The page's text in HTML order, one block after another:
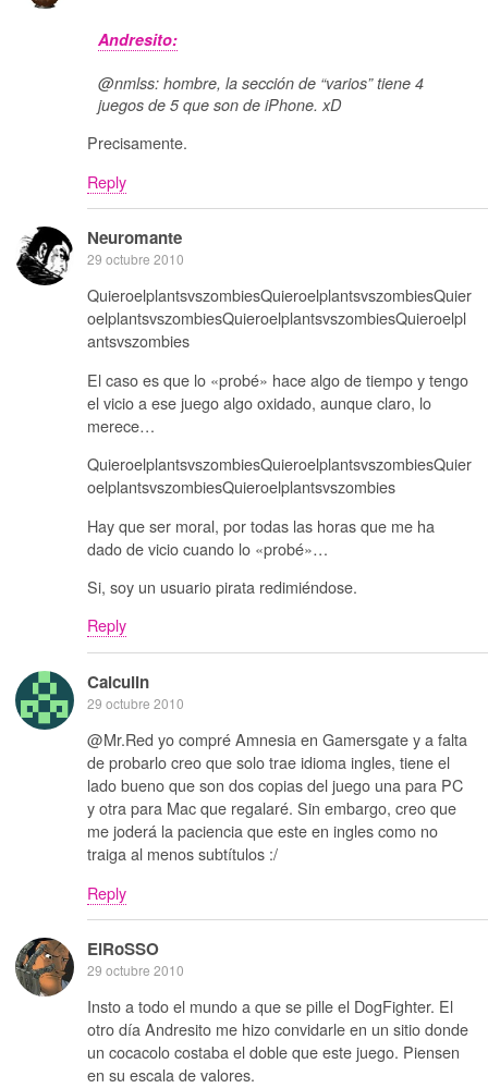
Andresito:
@nmlss: hombre, la sección de “varios” tiene 4
juegos de 5 que son de iPhone. xD
Precisamente.
Reply
Neuromante
29 octubre 2010
QuieroelplantsvszombiesQuieroelplantsvszombiesQuier
oelplantsvszombiesQuieroelplantsvszombiesQuieroelpl
antsvszombies
El caso es que lo «probé» hace algo de tiempo y tengo
el vicio a ese juego algo oxidado, aunque claro, lo
merece…
QuieroelplantsvszombiesQuieroelplantsvszombiesQuier
oelplantsvszombiesQuieroelplantsvszombies
Hay que ser moral, por todas las horas que me ha
dado de vicio cuando lo «probé»…
Si, soy un usuario pirata redimiéndose.
Reply
Calculin
29 octubre 2010
@Mr.Red yo compré Amnesia en Gamersgate y a falta
de probarlo creo que solo trae idioma ingles, tiene el
lado bueno que son dos copias del juego una para PC
y otra para Mac que regalaré. Sin embargo, creo que
me joderá la paciencia que este en ingles como no
traiga al menos subtítulos :/
Reply
ElRoSSO
29 octubre 2010
Insto a todo el mundo a que se pille el DogFighter. El
otro día Andresito me hizo convidarle en un sitio donde
un cocacolo costaba el doble que este juego. Piensen
en su escala de valores.